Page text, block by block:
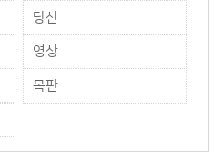
당산
영상
목판